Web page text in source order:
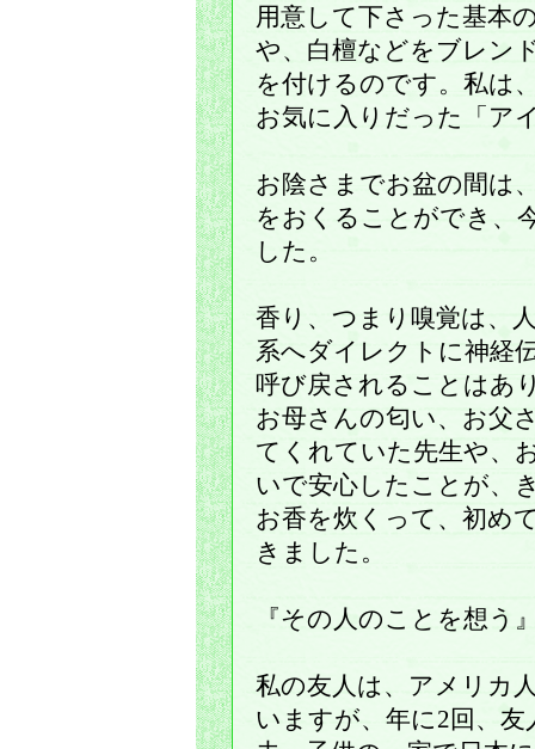
用意して下さった基本
や、白檀などをブレン
を付けるのです。私は
お気に入りだった「ア
お陰さまでお盆の間は
をおくることができ、
した。
香り、つまり嗅覚は、
系へダイレクトに神経
呼び戻されることはあ
お母さんの匂い、お父
てくれていた先生や、
いで安心したことが、
お香を炊くって、初め
きました。
『その人のことを想う
私の友人は、アメリカ
いますが、年に2回、